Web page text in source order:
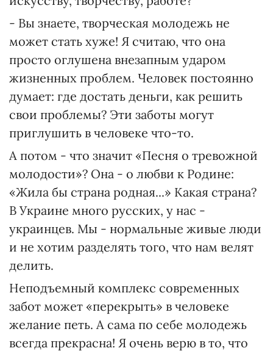
- Вы знаете, творческая молодежь не
может стать хуже! Я считаю, что она
просто оглушена внезапным ударом
жизненных проблем. Человек постоянно
думает: где достать деньги, как решить
свои проблемы? Эти заботы могут
приглушить в человеке что-то.
А потом - что значит «Песня о тревожной
молодости»? Она - о любви к Родине:
«Жила бы страна родная...» Какая страна?
В Украине много русских, у нас -
украинцев. Мы - нормальные живые люди
и не хотим разделять того, что нам велят
делить.
Неподъемный комплекс современных
забот может «перекрыть» в человеке
желание петь. А сама по себе молодежь
всегда прекрасна! Я очень верю в то, что